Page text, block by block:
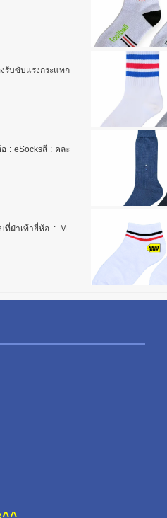
รับซับแรงกระแทก
: eSocksสี : คละ
ที่ฝ่าเท้ายี่ห้อ : M-